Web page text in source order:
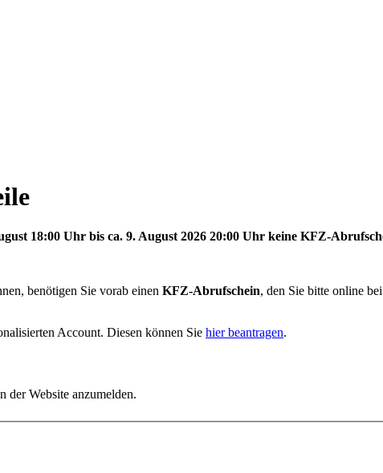
18:00 Uhr bis ca. 9. August 2026 20:00 Uhr keine KFZ-
benötigen Sie vorab einen KFZ-Abrufschein, den Sie bitte online
Account. Diesen können Sie hier beantragen.
der Website anzumelden.